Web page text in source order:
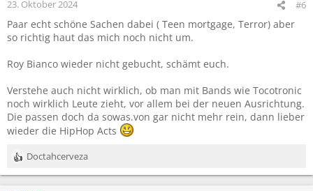
e
n
:
23. Oktober 2024 #6
Paar echt schöne Sachen dabei ( Teen mortgage, Terror) aber
so richtig haut das mich noch nicht um.
Roy Bianco wieder nicht gebucht, schämt euch.
Verstehe auch nicht wirklich, ob man mit Bands wie Tocotronic
noch wirklich Leute zieht, vor allem bei der neuen Ausrichtung.
Die passen doch da sowas.von gar nicht mehr rein, dann lieber
wieder die HipHop Acts
R
e
Doctahcerveza